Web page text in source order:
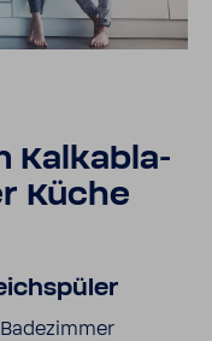
Kalk­ab­la­
Küche